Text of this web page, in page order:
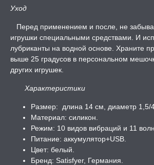
КАРТА
-50%, ТОВАР ЗА
ОБРАЗ
БОНДАЖ
Уход
Перед применением и после, не
игрушки специальными средствами. И
лубриканты на водной основе. Храните
выше 25 градусов в персональном
других игрушек.
Характеристики
Размер: длина 14 см, диаметр 1,5/
Материал: силикон.
Режим: 10 видов вибраций и 11
Питание: аккумулятор+USB.
Цвет: белый.
Бренд: Satisfyer, Германия.